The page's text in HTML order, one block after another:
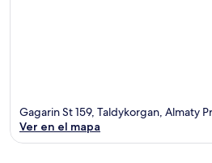
Gagarin St 159, Taldykorgan, Almaty
Ver en el mapa